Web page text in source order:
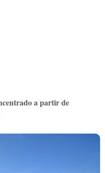
a partir de